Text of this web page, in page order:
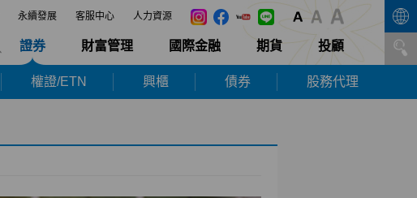
永續發展 客服中心 人力資源
證券 財富管理 國際金融 期貨 投顧
權證/ETN 興櫃 債券 股務代理